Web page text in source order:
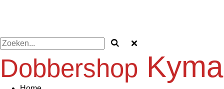
Dobbershop Kyma